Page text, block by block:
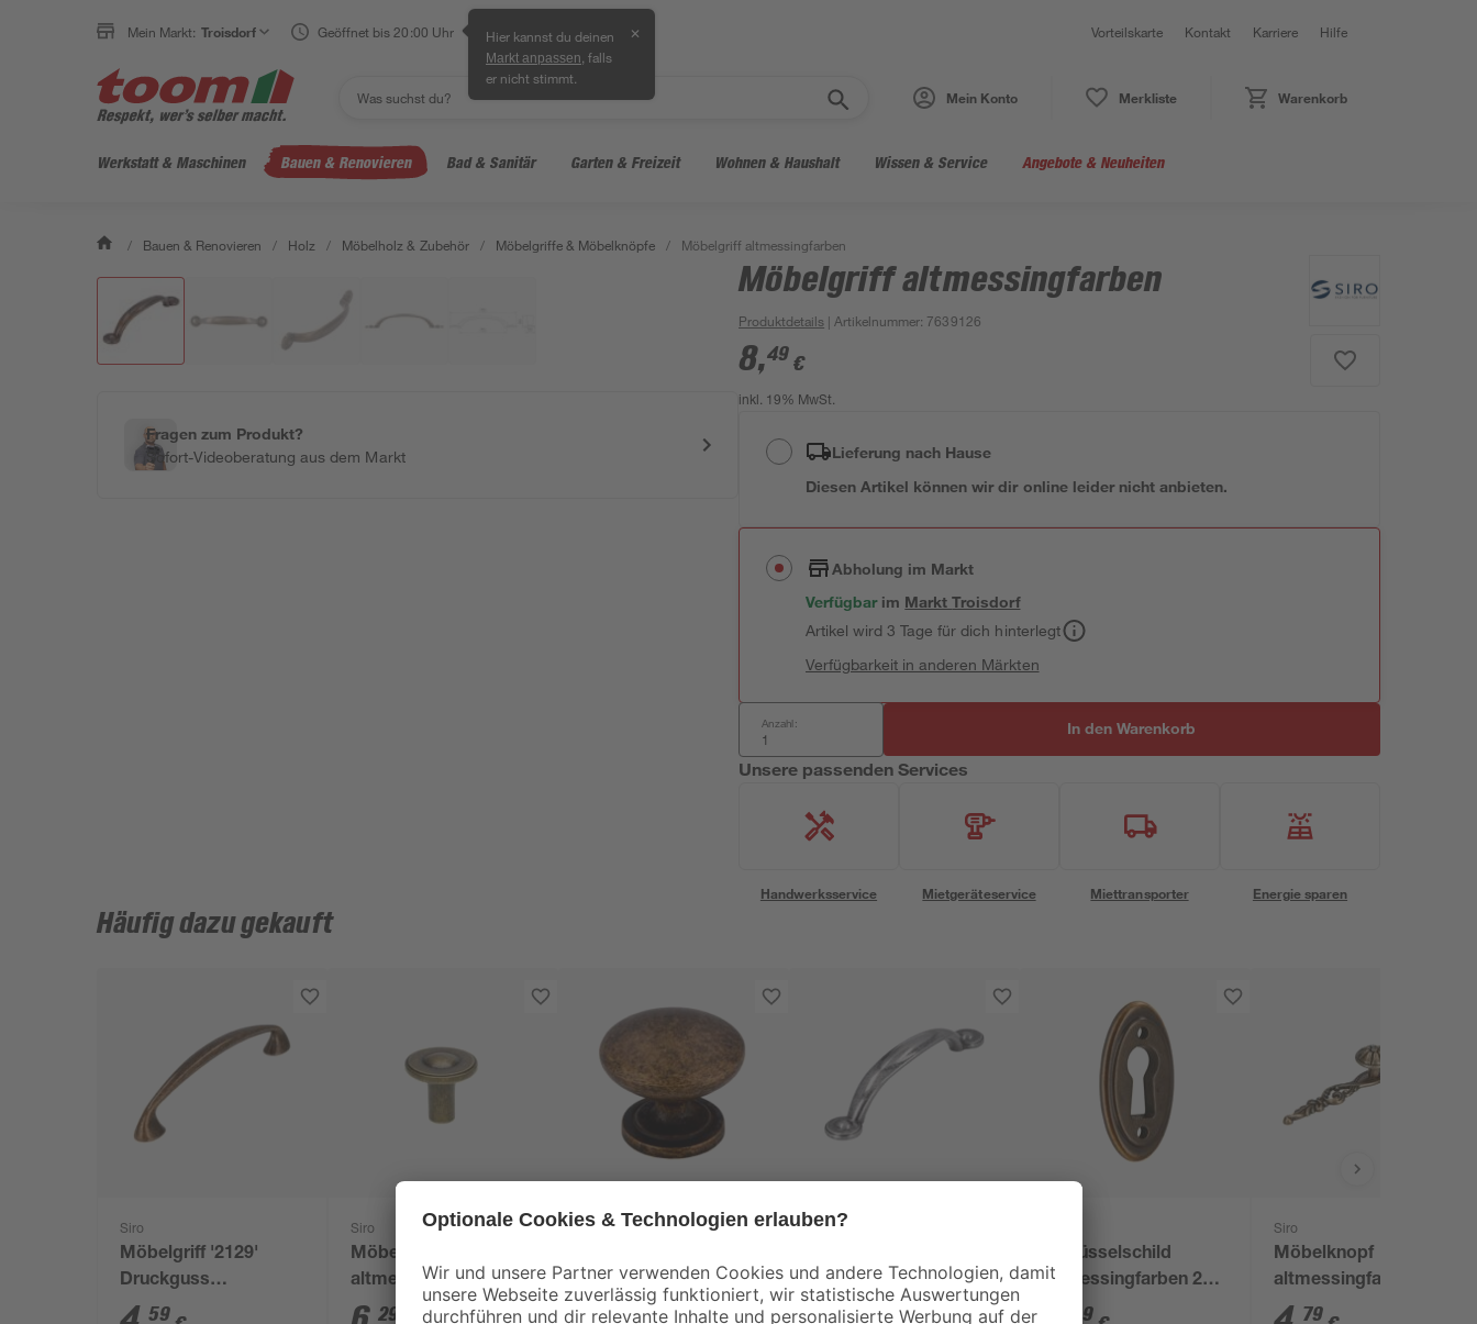
Mein Markt: Troisdorf Geöffnet bis 20:00 Uhr Hier kannst du deinen
Markt anpassen , falls
er nicht stimmt.
✕ Vorteilskarte Kontakt Karriere Hilfe
Mein Konto Merkliste Warenkorb
Werkstatt & Maschinen Bauen & Renovieren Bad & Sanitär Garten & Freizeit Wohnen & Haushalt Wissen & Service Angebote & Neuheiten
/ Bauen & Renovieren / Holz / Möbelholz & Zubehör / Möbelgriffe & Möbelknöpfe / Möbelgriff altmessingfarben
Fragen zum Produkt?
Sofort-Videoberatung aus dem Markt
Möbelgriff altmessingfarben
Produktdetails | Artikelnummer: 7639126
8,49 €
inkl. 19% MwSt.
Lieferung nach Hause
Diesen Artikel können wir dir online leider nicht anbieten.
Abholung im Markt
Verfügbar im MarktTroisdorf
Artikel wird 3 Tage für dich hinterlegt
Verfügbarkeit in anderen Märkten
Anzahl: In den Warenkorb
Unsere passenden Services
Handwerksservice Mietgeräteservice Miettransporter Energie sparen
Häufig dazu gekauft
Siro
Möbelgriff '2129'
Druckguss
Druckguss 1,1 x 11,2
59
Siro
Möbelknopf
altmessingfarben
29
Siro
altmessingfarben Ø
33 mm
09
Siro
99
Schlüsselschild
altmessingfarben 22
99
Siro
Möbelknopf
altmessingfarben
brüniert
79